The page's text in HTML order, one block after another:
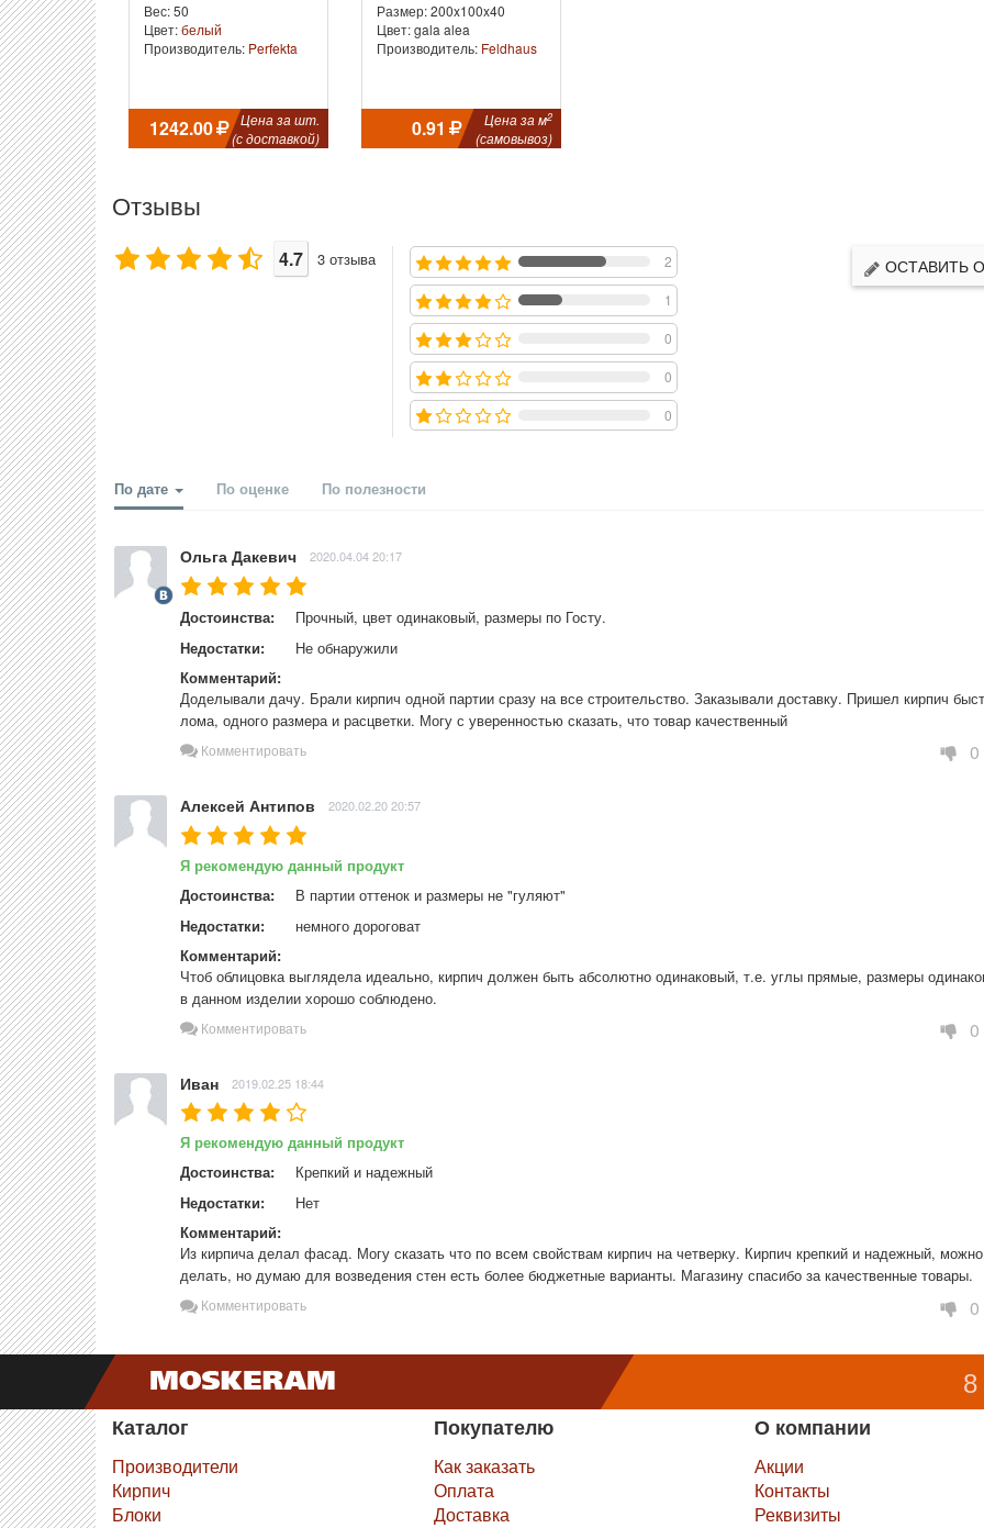
Вес: 50
Цвет:белый
Производитель: Perfekta
1242.00
Цена за шт.
(с доставкой)
Размер: 200x100x40
Цвет: gala alea
Производитель: Feldhaus
0.91 Цена за м2
(самовывоз)
Отзывы
4.7 3 отзыва 2
1
0
0
0
ОСТАВИТЬ
По дате По оценке По полезности
Ольга Дакевич 2020.04.04 20:17
Достоинства:
Прочный, цвет одинаковый, размеры по Госту.
Недостатки:
Не обнаружили
Комментарий:
Доделывали дачу. Брали кирпич одной партии сразу на все строительство. Заказывали доставку. Пришел кирпич
лома, одного размера и расцветки. Могу с уверенностью сказать, что товар качественный
Комментировать 0
Алексей Антипов 2020.02.20 20:57
Я рекомендую данный продукт
Достоинства:
В партии оттенок и размеры не "гуляют"
Недостатки:
немного дороговат
Комментарий:
Чтоб облицовка выглядела идеально, кирпич должен быть абсолютно одинаковый, т.е. углы прямые, размеры
в данном изделии хорошо соблюдено.
Комментировать 0
Иван 2019.02.25 18:44
Я рекомендую данный продукт
Достоинства:
Крепкий и надежный
Недостатки:
Нет
Комментарий:
Из кирпича делал фасад. Могу сказать что по всем свойствам кирпич на четверку. Кирпич крепкий и надежный,
делать, но думаю для возведения стен есть более бюджетные варианты. Магазину спасибо за качественные товары.
Комментировать 0
8
Каталог
Производители
Кирпич
Блоки
Покупателю
Как заказать
Оплата
Доставка
О компании
Акции
Контакты
Реквизиты